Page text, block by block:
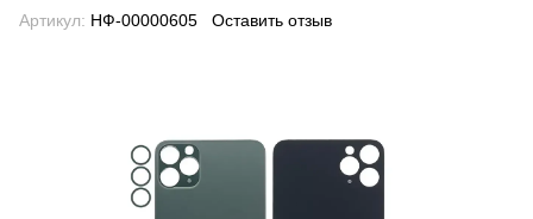
Артикул: НФ-00000605 Оставить отзыв